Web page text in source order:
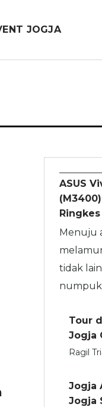
JOGJA
ASUS
Menuju
tidak
numpuk
Tour
Jogja
Ragil
Jogja
Jogja